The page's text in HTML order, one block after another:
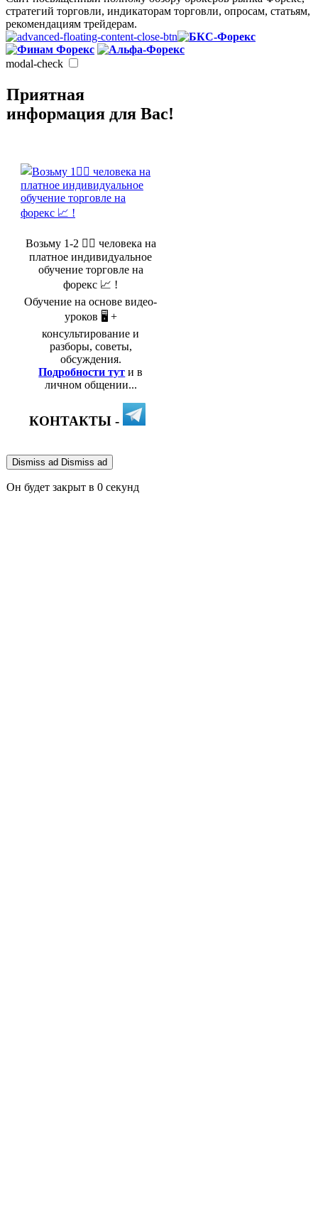
стратегий торговли, индикаторам торговли, опросам, статьям,
рекомендациям трейдерам.
modal-check
Приятная
информация для Вас!
Возьму 1-2 🤵‍♂️ человека на
платное индивидуальное
обучение торговле на
форекс 📈 !
Обучение на основе видео-
уроков 🖥️ +
консультирование и
разборы, советы,
обсуждения.
Подробности тут и в
личном общении...
КОНТАКТЫ -
Dismiss ad Dismiss ad
Он будет закрыт в 0 секунд